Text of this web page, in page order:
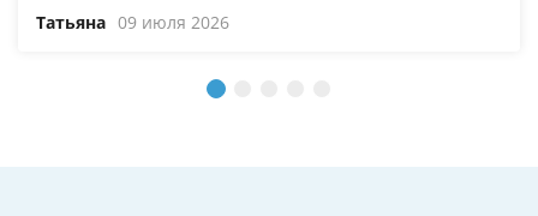
Татьяна 09 июля 2026